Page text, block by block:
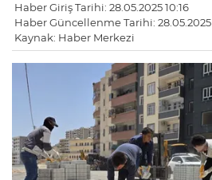
Haber Giriş Tarihi: 28.05.2025 10:16
Haber Güncellenme Tarihi: 28.05.2025
Kaynak: Haber Merkezi